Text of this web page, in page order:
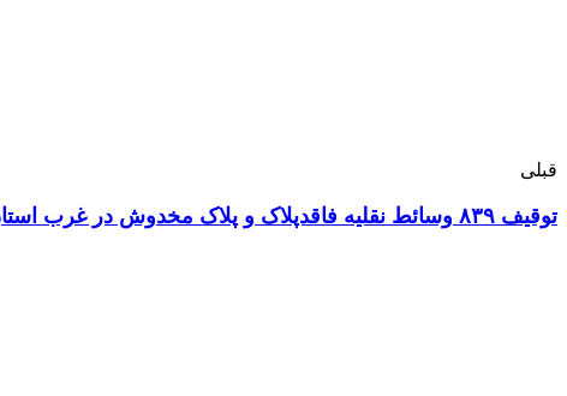
قبلی
توقيف ۸۳۹ وسائط نقليه فاقدپلاک و پلاک مخدوش در غرب استان تهران